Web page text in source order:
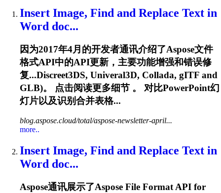
Insert Image, Find and Replace Text in
Word doc...
因为2017年4月的开发者通讯介绍了Aspose文件
格式API中的API更新，主要功能增强和错误修
复...Discreet3DS, Univeral3D, Collada, gITF and
GLB)。 点击阅读更多细节 。 对比PowerPoint幻
灯片以及识别合并表格...
blog.aspose.cloud/total/aspose-newsletter-april...
more..
Insert Image, Find and Replace Text in
Word doc...
Aspose通讯展示了Aspose File Format API for